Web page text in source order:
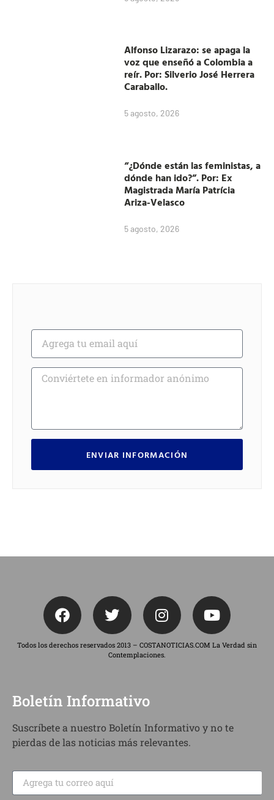
Alfonso Lizarazo: se apaga la
voz que enseñó a Colombia a
reír. Por: Silverio José Herrera
Caraballo.
5 agosto, 2026
“¿Dónde están las feministas, a
dónde han ido?”. Por: Ex
Magistrada María Patrícia
Ariza-Velasco
5 agosto, 2026
ENVIAR INFORMACIÓN
Todos los derechos reservados 2013 – COSTANOTICIAS.COM La Verdad sin
Contemplaciones.
Boletín Informativo
Suscríbete a nuestro Boletín Informativo y no te
pierdas de las noticias más relevantes.